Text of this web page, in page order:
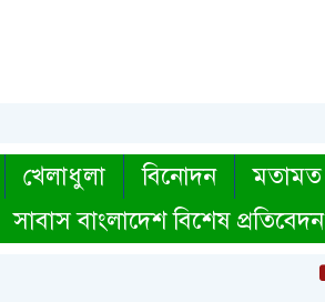
খেলাধুলা বিনোদন মতামত
সাবাস বাংলাদেশ বিশেষ প্রতিবেদন